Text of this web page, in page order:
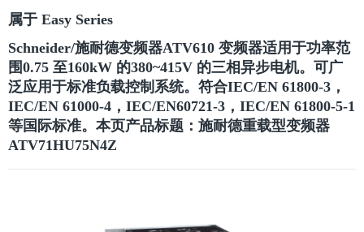
属于 Easy Series
Schneider/施耐德变频器ATV610 变频器适用于功率范
围0.75 至160kW 的380~415V 的三相异步电机。可广
泛应用于标准负载控制系统。符合IEC/EN 61800-3，
IEC/EN 61000-4，IEC/EN60721-3，IEC/EN 61800-5-1
等国际标准。 本页产品标题：施耐德重载型变频器
ATV71HU75N4Z